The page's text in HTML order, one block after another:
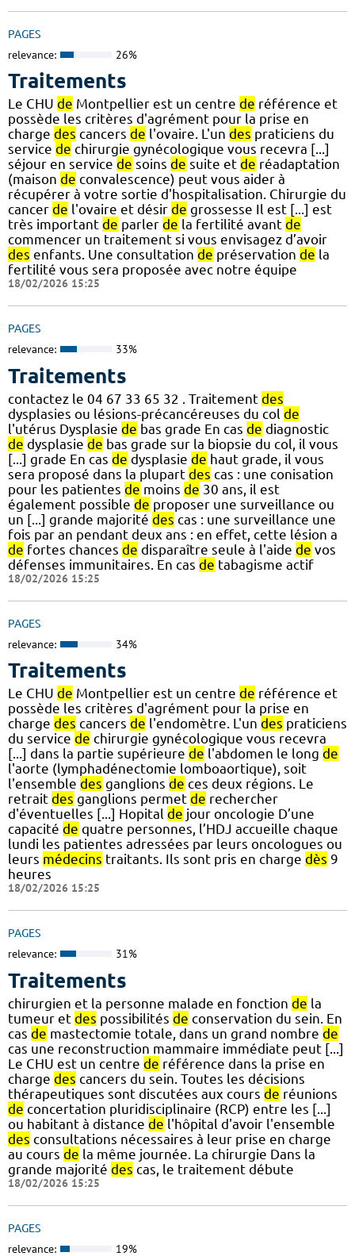
PAGES
relevance: 26%
Traitements
Le CHU de Montpellier est un centre de référence et
possède les critères d'agrément pour la prise en
charge des cancers de l'ovaire. L'un des praticiens du
service de chirurgie gynécologique vous recevra [...]
séjour en service de soins de suite et de réadaptation
(maison de convalescence) peut vous aider à
récupérer à votre sortie d'hospitalisation. Chirurgie du
cancer de l'ovaire et désir de grossesse Il est [...] est
très important de parler de la fertilité avant de
commencer un traitement si vous envisagez d’avoir
des enfants. Une consultation de préservation de la
fertilité vous sera proposée avec notre équipe
18/02/2026 15:25
PAGES
relevance: 33%
Traitements
contactez le 04 67 33 65 32 . Traitement des
dysplasies ou lésions-précancéreuses du col de
l'utérus Dysplasie de bas grade En cas de diagnostic
de dysplasie de bas grade sur la biopsie du col, il vous
[...] grade En cas de dysplasie de haut grade, il vous
sera proposé dans la plupart des cas : une conisation
pour les patientes de moins de 30 ans, il est
également possible de proposer une surveillance ou
un [...] grande majorité des cas : une surveillance une
fois par an pendant deux ans : en effet, cette lésion a
de fortes chances de disparaître seule à l'aide de vos
défenses immunitaires. En cas de tabagisme actif
18/02/2026 15:25
PAGES
relevance: 34%
Traitements
Le CHU de Montpellier est un centre de référence et
possède les critères d'agrément pour la prise en
charge des cancers de l'endomètre. L'un des praticiens
du service de chirurgie gynécologique vous recevra
[...] dans la partie supérieure de l'abdomen le long de
l'aorte (lymphadénectomie lomboaortique), soit
l'ensemble des ganglions de ces deux régions. Le
retrait des ganglions permet de rechercher
d'éventuelles [...] Hopital de jour oncologie D’une
capacité de quatre personnes, l’HDJ accueille chaque
lundi les patientes adressées par leurs oncologues ou
leurs médecins traitants. Ils sont pris en charge dès 9
heures
18/02/2026 15:25
PAGES
relevance: 31%
Traitements
chirurgien et la personne malade en fonction de la
tumeur et des possibilités de conservation du sein. En
cas de mastectomie totale, dans un grand nombre de
cas une reconstruction mammaire immédiate peut [...]
Le CHU est un centre de référence dans la prise en
charge des cancers du sein. Toutes les décisions
thérapeutiques sont discutées aux cours de réunions
de concertation pluridisciplinaire (RCP) entre les [...]
ou habitant à distance de l'hôpital d'avoir l'ensemble
des consultations nécessaires à leur prise en charge
au cours de la même journée. La chirurgie Dans la
grande majorité des cas, le traitement débute
18/02/2026 15:25
PAGES
relevance: 19%